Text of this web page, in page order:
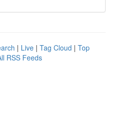
| Live | Tag Cloud | Top
RSS Feeds